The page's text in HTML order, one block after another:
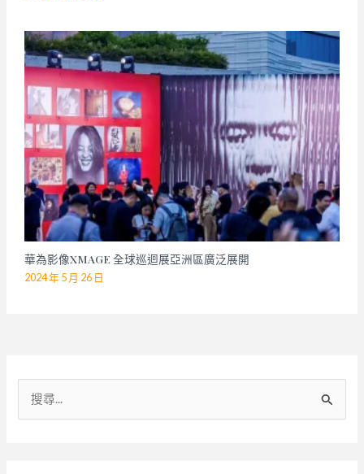
華為影像XMAGE 全球巡迴展亞洲區廣泛展開
2024 年 5 月 26 日